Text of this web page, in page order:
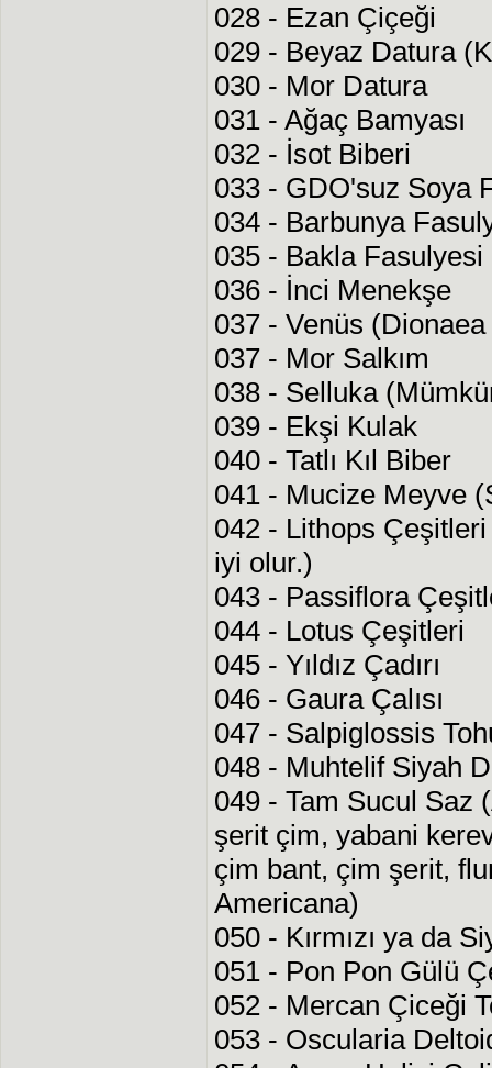
028 - Ezan Çiçeği
029 - Beyaz Datura
030 - Mor Datura
031 - Ağaç Bamyası
032 - İsot Biberi
033 - GDO'suz Soya
034 - Barbunya
035 - Bakla Fasulyesi
036 - İnci Menekşe
037 - Venüs
037 - Mor Salkım
038 - Selluka
039 - Ekşi Kulak
040 - Tatlı Kıl Biber
041 - Mucize Meyve
042 - Lithops
iyi olur.)
043 - Passiflora
044 - Lotus Çeşitleri
045 - Yıldız Çadırı
046 - Gaura Çalısı
047 - Salpiglossis
048 - Muhtelif Siyah
049 - Tam Sucul Saz
şerit çim, yabani
çim bant, çim şerit,
Americana)
050 - Kırmızı ya da
051 - Pon Pon Gülü
052 - Mercan Çiceği
053 - Oscularia